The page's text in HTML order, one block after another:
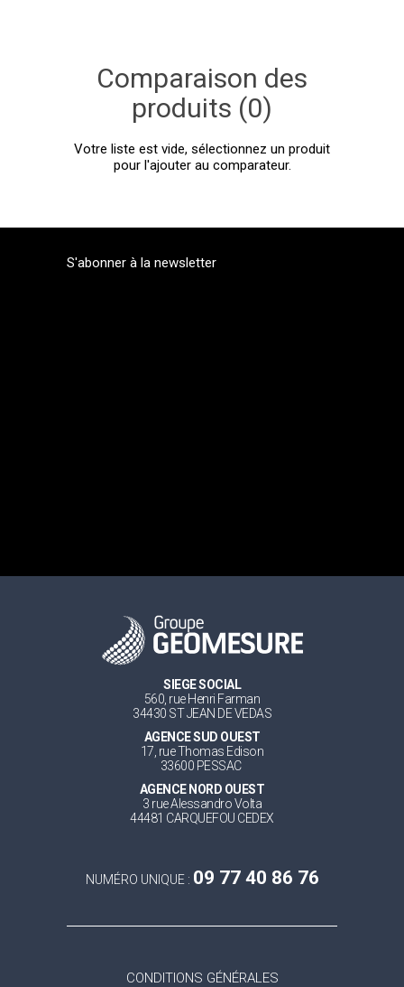
Comparaison des
produits (0)
Votre liste est vide, sélectionnez un produit
pour l'ajouter au comparateur.
S'abonner à la newsletter
SIEGE SOCIAL
560, rue Henri Farman
34430 ST JEAN DE VEDAS
AGENCE SUD OUEST
17, rue Thomas Edison
33600 PESSAC
AGENCE NORD OUEST
3 rue Alessandro Volta
44481 CARQUEFOU CEDEX
NUMÉRO UNIQUE : 09 77 40 86 76
CONDITIONS GÉNÉRALES